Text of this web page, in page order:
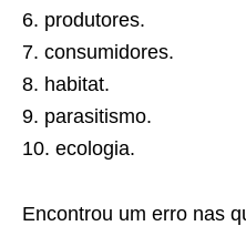
6. produtores.
7. consumidores.
8. habitat.
9. parasitismo.
10. ecologia.
Encontrou um erro nas